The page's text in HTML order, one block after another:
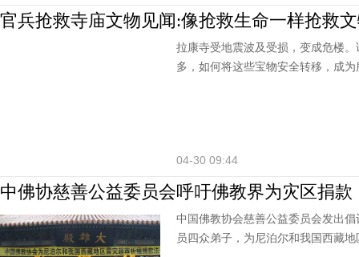
官兵抢救寺庙文物见闻:像抢救生命一样抢救
拉康寺受地震波及受损，变成危楼
多，如何将这些宝物安全转移，成
04-30 09:44
中佛协慈善公益委员会呼吁佛教界为灾区捐款
中国佛教协会慈善公益委员会发出
员四众弟子，为尼泊尔和我国西藏地